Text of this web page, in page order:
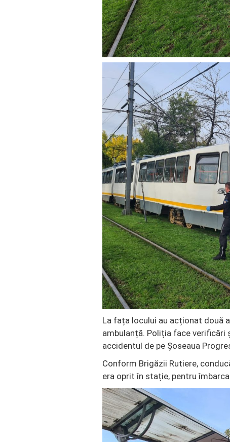
La fața locului au acționat două
ambulanță. Poliția face verificări
accidentul de pe Șoseaua
Conform Brigăzii Rutiere,
era oprit în stație, pentru